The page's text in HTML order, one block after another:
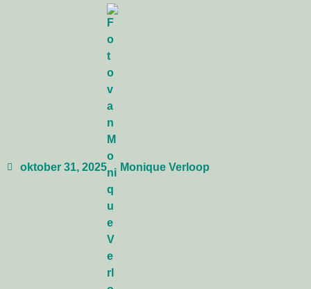
oktober 31, 2025 Monique Verloop